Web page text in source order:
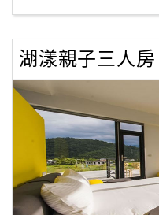
訂
房
據
湖漾親子三人房